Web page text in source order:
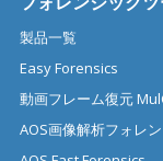
製品一覧
Easy Forensics
動画フレーム復元
AOS画像解析フォレ